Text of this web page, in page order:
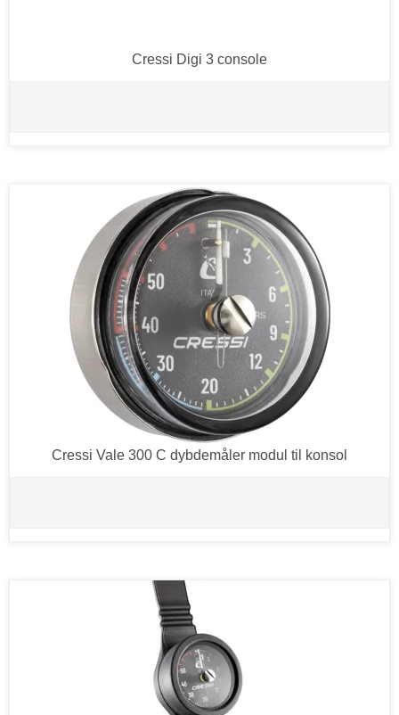
Cressi Digi 3 console
Cressi Vale 300 C dybdemåler modul til konsol